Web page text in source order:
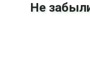
Не